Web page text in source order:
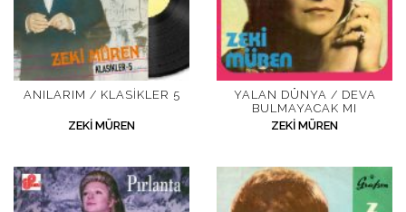
ANILARIM / KLASIKLER 5
ZEKI MÜREN
YALAN DÜNYA / DEVA
BULMAYACAK MI
ZEKI MÜREN